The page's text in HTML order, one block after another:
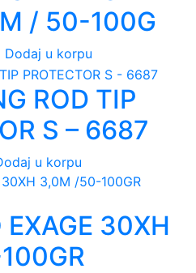
/ 50-100G
Dodaj u korpu
ROD TIP
S – 6687
u korpu
30XH